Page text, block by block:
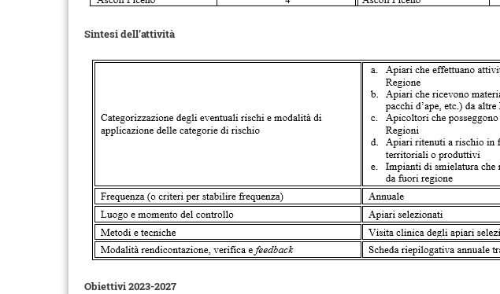
Sintesi dell’attività
Obiettivi 2023-2027